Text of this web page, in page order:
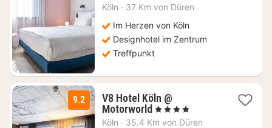
Köln · 37 Km von Düren
Im Herzen von Köln
Designhotel im Zentrum
Treffpunkt
9.2
V8 Hotel Köln @
Motorworld 1
Nacht
, 4 Sterne
Köln · 35.4 Km von Düren